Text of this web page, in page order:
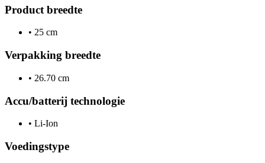
Product breedte
• 25 cm
Verpakking breedte
• 26.70 cm
Accu/batterij technologie
• Li-Ion
Voedingstype